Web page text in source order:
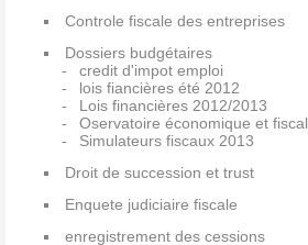
Controle fiscale des entreprises
Dossiers budgétaires
credit d'impot emploi
lois fiancières été 2012
Lois financières 2012/2013
Oservatoire économique et fiscal
Simulateurs fiscaux 2013
Droit de succession et trust
Enquete judiciaire fiscale
enregistrement des cessions